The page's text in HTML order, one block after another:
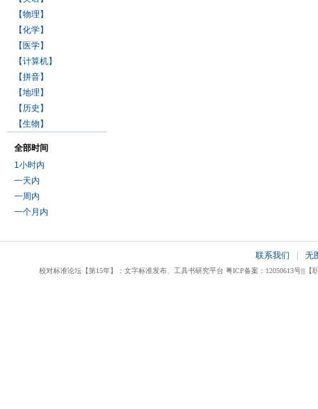
【物理】
【化学】
【医学】
【计算机】
【拼音】
【地理】
【历史】
【生物】
全部时间
1小时内
一天内
一周内
一个月内
联系我们 无
校对标准论坛【第15年】：文字标准发布、工具书研究平台 粤ICP备案：12050613号|||【